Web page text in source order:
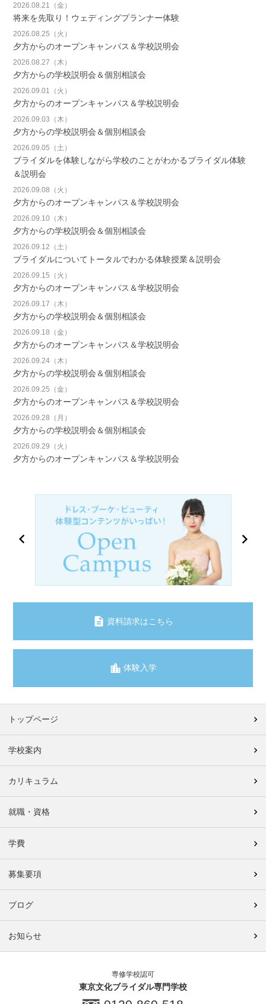
2026.08.21（金）
将来を先取り！ウェディングプランナー体験
2026.08.25（火）
夕方からのオープンキャンパス＆学校説明会
2026.08.27（木）
夕方からの学校説明会＆個別相談会
2026.09.01（火）
夕方からのオープンキャンパス＆学校説明会
2026.09.03（木）
夕方からの学校説明会＆個別相談会
2026.09.05（土）
ブライダルを体験しながら学校のことがわかるブライダル体験
＆説明会
2026.09.08（火）
夕方からのオープンキャンパス＆学校説明会
2026.09.10（木）
夕方からの学校説明会＆個別相談会
2026.09.12（土）
ブライダルについてトータルでわかる体験授業＆説明会
2026.09.15（火）
夕方からのオープンキャンパス＆学校説明会
2026.09.17（木）
夕方からの学校説明会＆個別相談会
2026.09.18（金）
夕方からのオープンキャンパス＆学校説明会
2026.09.24（木）
夕方からの学校説明会＆個別相談会
2026.09.25（金）
夕方からのオープンキャンパス＆学校説明会
2026.09.28（月）
夕方からの学校説明会＆個別相談会
2026.09.29（火）
夕方からのオープンキャンパス＆学校説明会
資料請求はこちら
体験入学
トップページ
学校案内
カリキュラム
就職・資格
学費
募集要項
ブログ
お知らせ
専修学校認可
東京文化ブライダル専門学校